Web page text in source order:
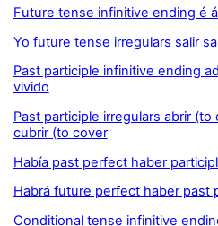
Future tense infinitive ending é
Yo future tense irregulars salir
Past participle infinitive ending
vivido
Past participle irregulars abrir
cubrir (to cover
Había past perfect haber
Habrá future perfect haber past
Conditional tense infinitive